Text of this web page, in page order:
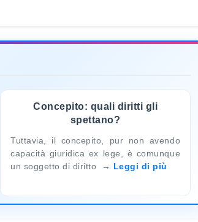
Concepito: quali diritti gli
spettano?
Tuttavia, il concepito, pur non avendo
capacità giuridica ex lege, è comunque
un soggetto di diritto
Leggi di più